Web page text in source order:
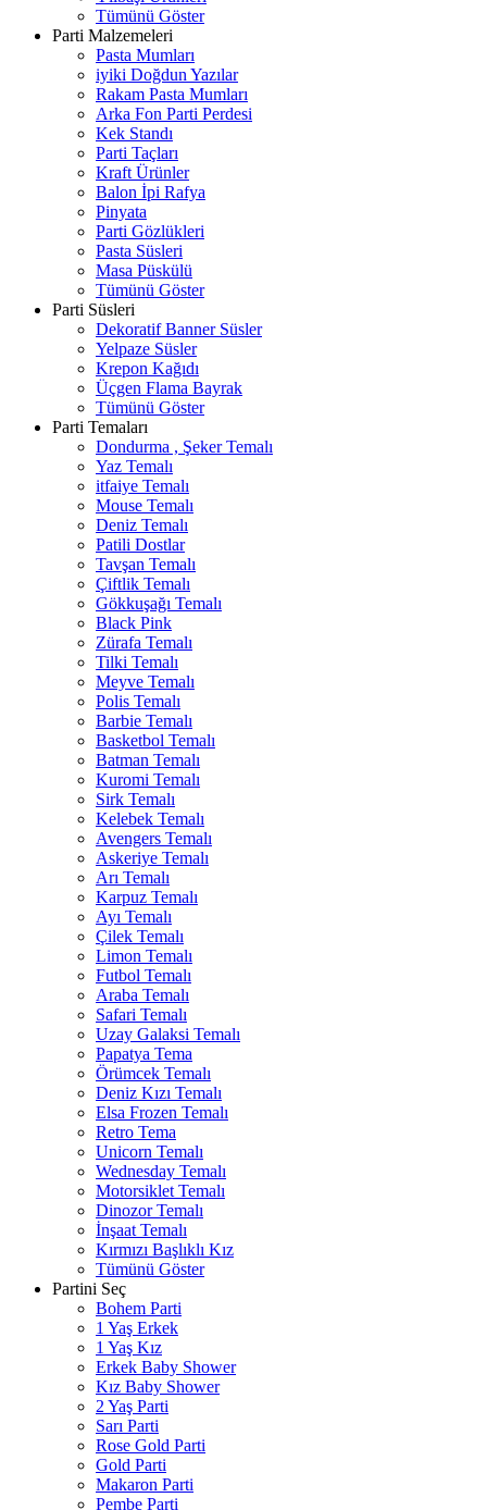
Tümünü Göster
Parti Malzemeleri
Pasta Mumları
iyiki Doğdun Yazılar
Rakam Pasta Mumları
Arka Fon Parti Perdesi
Kek Standı
Parti Taçları
Kraft Ürünler
Balon İpi Rafya
Pinyata
Parti Gözlükleri
Pasta Süsleri
Masa Püskülü
Tümünü Göster
Parti Süsleri
Dekoratif Banner Süsler
Yelpaze Süsler
Krepon Kağıdı
Üçgen Flama Bayrak
Tümünü Göster
Parti Temaları
Dondurma , Şeker Temalı
Yaz Temalı
itfaiye Temalı
Mouse Temalı
Deniz Temalı
Patili Dostlar
Tavşan Temalı
Çiftlik Temalı
Gökkuşağı Temalı
Black Pink
Zürafa Temalı
Tilki Temalı
Meyve Temalı
Polis Temalı
Barbie Temalı
Basketbol Temalı
Batman Temalı
Kuromi Temalı
Sirk Temalı
Kelebek Temalı
Avengers Temalı
Askeriye Temalı
Arı Temalı
Karpuz Temalı
Ayı Temalı
Çilek Temalı
Limon Temalı
Futbol Temalı
Araba Temalı
Safari Temalı
Uzay Galaksi Temalı
Papatya Tema
Örümcek Temalı
Deniz Kızı Temalı
Elsa Frozen Temalı
Retro Tema
Unicorn Temalı
Wednesday Temalı
Motorsiklet Temalı
Dinozor Temalı
İnşaat Temalı
Kırmızı Başlıklı Kız
Tümünü Göster
Partini Seç
Bohem Parti
1 Yaş Erkek
1 Yaş Kız
Erkek Baby Shower
Kız Baby Shower
2 Yaş Parti
Sarı Parti
Rose Gold Parti
Gold Parti
Makaron Parti
Pembe Parti